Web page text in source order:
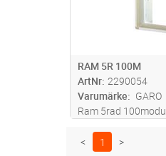
RAM 5R 100M
ArtNr 2290054
Varumärke
GARO
Ram 5rad
montage används
< 1 >